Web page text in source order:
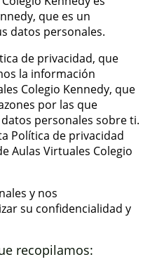
que es un
datos personales.
de privacidad, que
la información
Colegio Kennedy, que
por las que
personales sobre ti.
Política de privacidad
Aulas Virtuales Colegio
y nos
su confidencialidad y
recopilamos: